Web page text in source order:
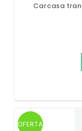
Carcasa
OFERTA